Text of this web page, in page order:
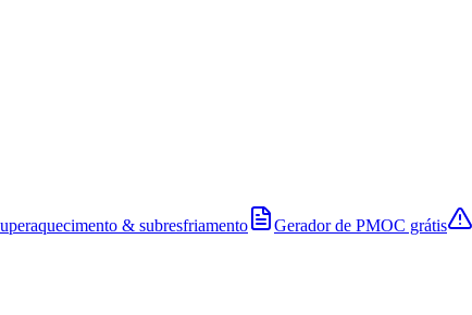
& subresfriamento Gerador de PMOC grátis